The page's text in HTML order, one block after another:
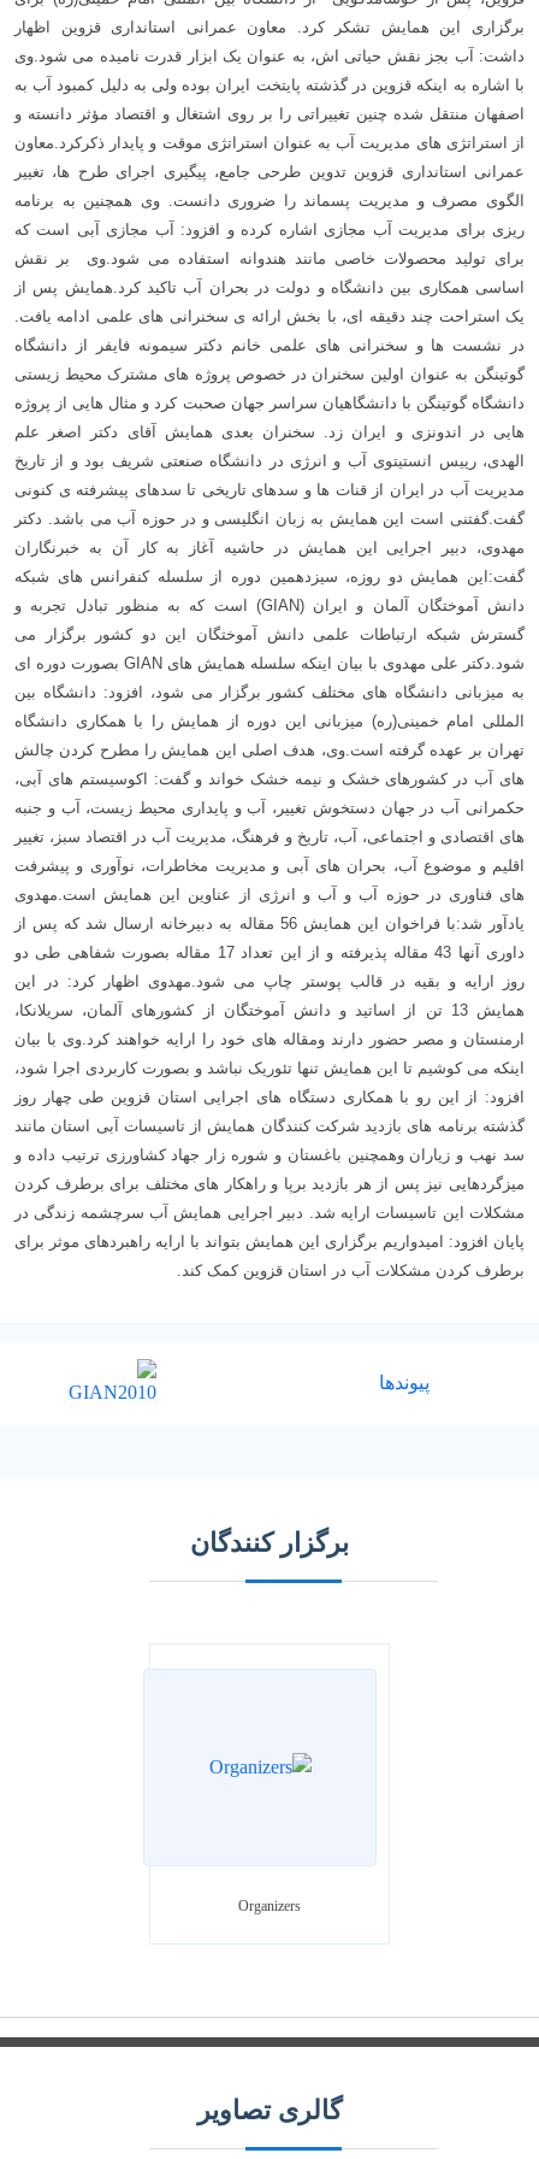
برگزاری این همایش تشکر کرد. معاون عمرانی استانداری قزوین اظهار
داشت: آب بجز نقش حیاتی اش، به عنوان یک ابزار قدرت نامیده می شود.وی
با اشاره به اینکه قزوین در گذشته پایتخت ایران بوده ولی به دلیل کمبود آب به
اصفهان منتقل شده چنین تغییراتی را بر روی اشتغال و اقتصاد مؤثر دانسته و
از استراتژی های مدیریت آب به عنوان استراتژی موقت و پایدار ذکرکرد. معاون
عمرانی استانداری قزوین تدوین طرحی جامع، پیگیری اجرای طرح ها، تغییر
الگوی مصرف و مدیریت پسماند را ضروری دانست. وی همچنین به برنامه
ریزی برای مدیریت آب مجازی اشاره کرده و افزود: آب مجازی آبی است که
برای تولید محصولات خاصی مانند هندوانه استفاده می شود.وی بر نقش
اساسی همکاری بین دانشگاه و دولت در بحران آب تاکید کرد. همایش پس از
یک استراحت چند دقیقه ای، با بخش ارائه ی سخنرانی های علمی ادامه یافت.
در نشست ها و سخنرانی های علمی خانم دکتر سیمونه فایفر از دانشگاه
گوتینگن به عنوان اولین سخنران در خصوص پروژه های مشترک محیط زیستی
دانشگاه گوتینگن با دانشگاهیان سراسر جهان صحبت کرد و مثال هایی از پروژه
هایی در اندونزی و ایران زد. سخنران بعدی همایش آقای دکتر اصغر علم
الهدی، رییس انستیتوی آب و انرژی در دانشگاه صنعتی شریف بود و از تاریخ
مدیریت آب در ایران از قنات ها و سدهای تاریخی تا سدهای پیشرفته ی کنونی
گفت.گفتنی است این همایش به زبان انگلیسی و در حوزه آب می باشد. دکتر
مهدوی، دبیر اجرایی این همایش در حاشیه آغاز به کار آن به خبرنگاران
گفت:این همایش دو روزه، سیزدهمین دوره از سلسله کنفرانس های شبکه
دانش آموختگان آلمان و ایران (GIAN) است که به منظور تبادل تجربه و
گسترش شبکه ارتباطات علمی دانش آموختگان این دو کشور برگزار می
شود.
دکتر علی مهدوی با بیان اینکه سلسله همایش های GIAN بصورت دوره ای
به میزبانی دانشگاه های مختلف کشور برگزار می شود، افزود: دانشگاه بین
المللی امام خمینی(ره) میزبانی این دوره از همایش را با همکاری دانشگاه
تهران بر عهده گرفته است.وی، هدف اصلی این همایش را مطرح کردن چالش
های آب در کشورهای خشک و نیمه خشک خواند و گفت: اکوسیستم های آبی،
حکمرانی آب در جهان دستخوش تغییر، آب و پایداری محیط زیست، آب و جنبه
های اقتصادی و اجتماعی، آب، تاریخ و فرهنگ، مدیریت آب در اقتصاد سبز، تغییر
اقلیم و موضوع آب، بحران های آبی و مدیریت مخاطرات، نوآوری و پیشرفت
های فناوری در حوزه آب و آب و انرژی از عناوین این همایش است. مهدوی
یادآور شد:با فراخوان این همایش 56 مقاله به دبیرخانه ارسال شد که پس از
داوری آنها 43 مقاله پذیرفته و از این تعداد 17 مقاله بصورت شفاهی طی دو
روز ارایه و بقیه در قالب پوستر چاپ می شود. مهدوی اظهار کرد: در این
همایش 13 تن از اساتید و دانش آموختگان از کشورهای آلمان، سریلانکا،
ارمنستان و مصر حضور دارند ومقاله های خود را ارایه خواهند کرد. وی با بیان
اینکه می کوشیم تا این همایش تنها تئوریک نباشد و بصورت کاربردی اجرا شود،
افزود: از این رو با همکاری دستگاه های اجرایی استان قزوین طی چهار روز
گذشته برنامه های بازدید شرکت کنندگان همایش از تاسیسات آبی استان مانند
سد نهب و زیاران وهمچنین باغستان و شوره زار جهاد کشاورزی ترتیب داده و
میزگردهایی نیز پس از هر بازدید برپا و راهکار های مختلف برای برطرف کردن
مشکلات این تاسیسات ارایه شد. دبیر اجرایی همایش آب سرچشمه زندگی در
پایان افزود: امیدواریم برگزاری این همایش بتواند با ارایه راهبردهای موثر برای
برطرف کردن مشکلات آب در استان قزوین کمک کند.
پیوندها
برگزار کنندگان
Organizers
گالری تصاویر